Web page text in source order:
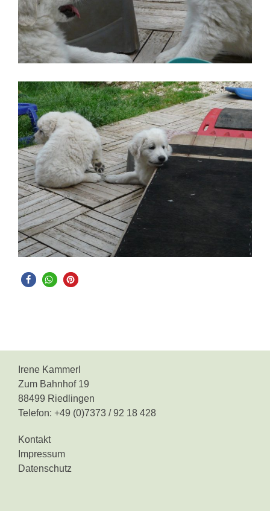
Irene Kammerl
Zum Bahnhof 19
88499 Riedlingen
Telefon: +49 (0)7373 / 92 18 428
Kontakt
Impressum
Datenschutz